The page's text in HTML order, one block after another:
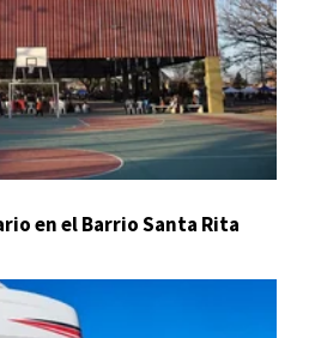
en el Barrio Santa Rita